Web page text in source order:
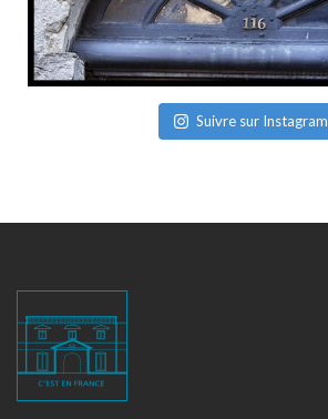
Suivre sur Instagram